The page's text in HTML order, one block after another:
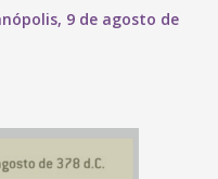
9 de agosto de